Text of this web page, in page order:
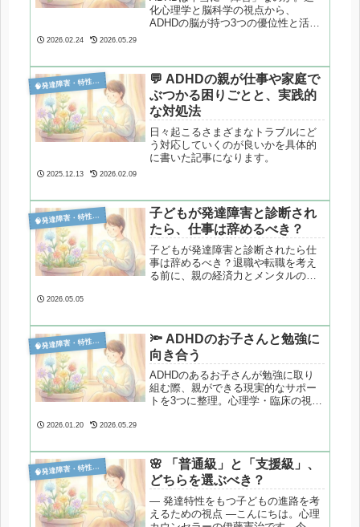
化心理学と脳科学の視点から、
ADHDの脳が持つ3つの優位性と活か
持つ3つの優位性と活かし方を丁寧に
解説します。
2026.02.24 2026.05.29

発達障害・特性分析
💬 ADHDの親が仕事や家庭で
ぶつかる困りごとと、実践的
な対処法
日々起こるさまざまなトラブルにど
う対応していくのが良いかを具体的
に書いた記事になります。
2025.12.13 2026.02.09

発達障害・特性分析
子どもが発達障害と診断され
たら、仕事は辞めるべき？
子どもが発達障害と診断されたら仕
事は辞めるべき？退職や転職を考え
る前に、親の経済力とメンタルの重
2026.05.05

発達障害・特性分析
🔦 ADHDのお子さんと勉強に
向き合う
ADHDのあるお子さんが勉強に取り
組む際、親ができる現実的なサポー
トを3つに整理。心理学・臨床の視点
2026.01.20 2026.05.29

発達障害・特性分析
🌸 「普通級」と「支援級」、
どちらを選ぶべき？
― 発達特性をもつ子どもの進路を考
えるための視点 ―こんにちは。心理